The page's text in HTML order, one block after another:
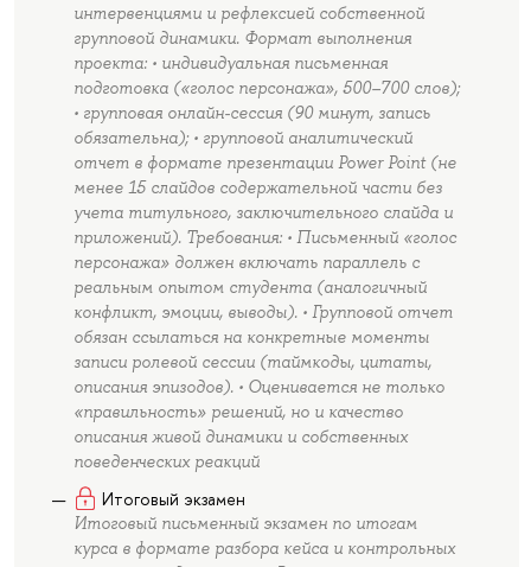
интервенциями и рефлексией собственной
групповой динамики. Формат выполнения
проекта: • индивидуальная письменная
подготовка («голос персонажа», 500–700 слов);
• групповая онлайн-сессия (90 минут, запись
обязательна); • групповой аналитический
отчет в формате презентации Power Point (не
менее 15 слайдов содержательной части без
учета титульного, заключительного слайда и
приложений). Требования: • Письменный «голос
персонажа» должен включать параллель с
реальным опытом студента (аналогичный
конфликт, эмоции, выводы). • Групповой отчет
обязан ссылаться на конкретные моменты
записи ролевой сессии (таймкоды, цитаты,
описания эпизодов). • Оценивается не только
«правильность» решений, но и качество
описания живой динамики и собственных
поведенческих реакций
Итоговый экзамен
Итоговый письменный экзамен по итогам
курса в формате разбора кейса и контрольных